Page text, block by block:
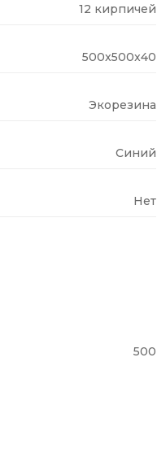
12 кирпичей
500x500x40
Экорезина
Синий
Нет
500